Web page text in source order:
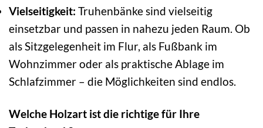
Vielseitigkeit: Truhenbänke sind vielseitig
einsetzbar und passen in nahezu jeden Raum. Ob
als Sitzgelegenheit im Flur, als Fußbank im
Wohnzimmer oder als praktische Ablage im
Schlafzimmer – die Möglichkeiten sind endlos.
Welche Holzart ist die richtige für Ihre